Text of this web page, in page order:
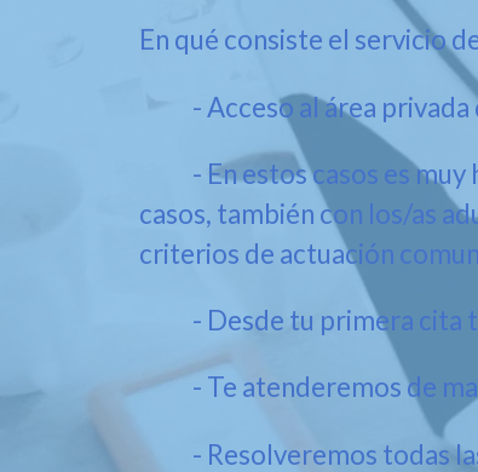
En qué consiste el servicio
- Acceso al área privada
- En estos casos es muy
casos, también con los/as
criterios de actuación
- Desde tu primera cita te
- Te atenderemos de
- Resolveremos todas las